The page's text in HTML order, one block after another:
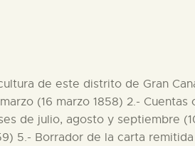
de este distrito de Gran
(16 marzo 1858) 2.-
de julio, agosto y septiembre
5.- Borrador de la carta